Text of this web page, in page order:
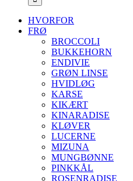
HVORFOR
FRØ
BROCCOLI
BUKKEHORN
ENDIVIE
GRØN LINSE
HVIDLØG
KARSE
KIKÆRT
KINARADISE
KLØVER
LUCERNE
MIZUNA
MUNGBØNNE
PINKKÅL
ROSENRADISE